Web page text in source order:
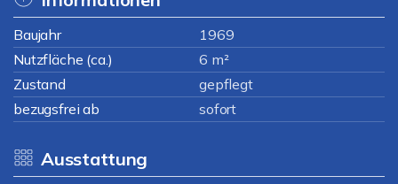
Baujahr
1969
Nutzfläche (ca.)
6 m²
Zustand
gepflegt
bezugsfrei ab
sofort
Ausstattung